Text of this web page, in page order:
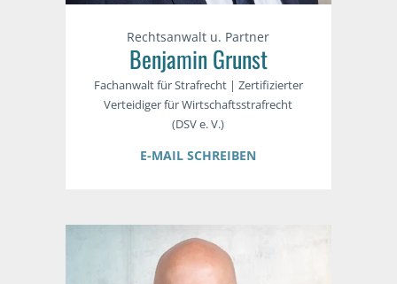
Rechtsanwalt u. Partner
Benjamin Grunst
Fachanwalt für Strafrecht | Zertifizierter
Verteidiger für Wirtschaftsstrafrecht
(DSV e. V.)
E-MAIL SCHREIBEN